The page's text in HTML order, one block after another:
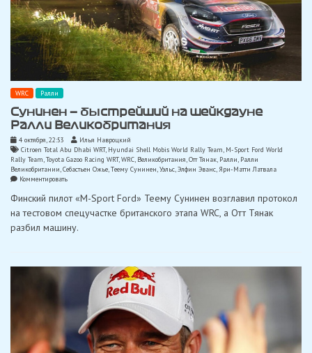
WRC Ралли
Сунинен — быстрейший на шейкдауне
Ралли Великобритания
4 октября, 22:53
Илья Навроцкий
Citroen Total Abu Dhabi WRT, Hyundai Shell Mobis World Rally Team, M-Sport Ford World
Rally Team,Toyota Gazoo Racing WRT,WRC, Великобритания,Отт Тянак, Ралли, Ралли
Великобритании,Себастьен Ожье,Тeeму Сунинен,Уэльс,Элфин Эванс,Яри-Матти Латвала
Комментироватьon
—
на
шейкдауне
Финский пилот «M-Sport Ford» Теему Сунинен возглавил протокол
на тестовом спецучастке британского этапа WRC, а Отт Тянак
разбил машину.